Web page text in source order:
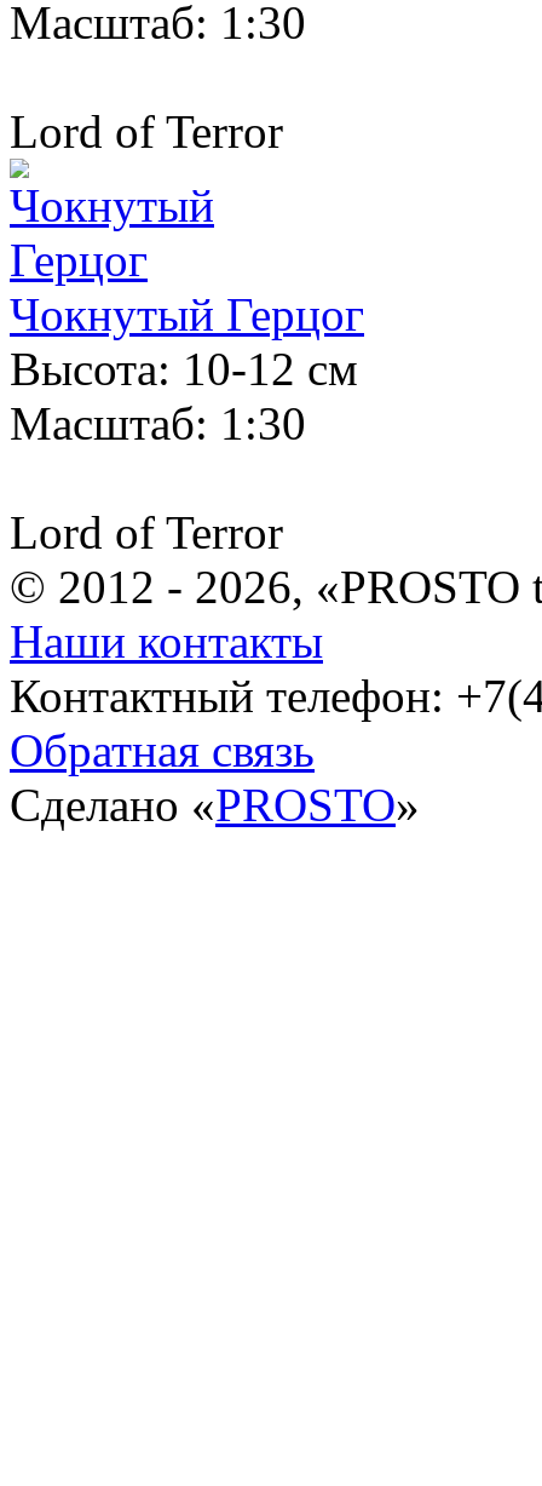
Масштаб: 1:30
Lord of Terror
Чокнутый Герцог
Высота: 10-12 см
Масштаб: 1:30
Lord of Terror
© 2012 - 2026, «PROSTO
Наши контакты
Контактный телефон:
Обратная связь
Сделано «PROSTO»